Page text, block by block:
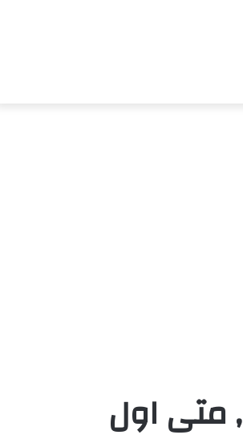
موعد عيد الفطر في فرنسا 2021 , متى اول